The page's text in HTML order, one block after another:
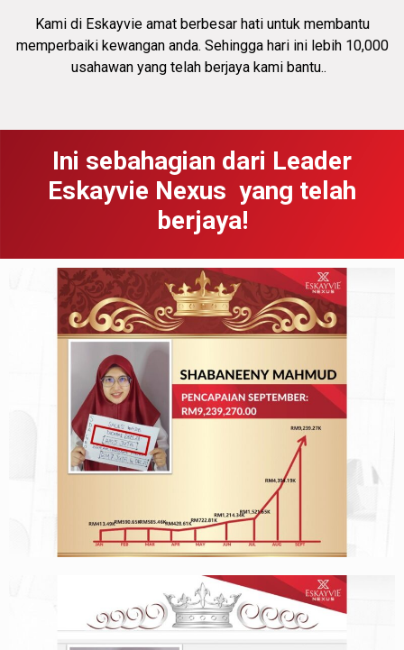
Kami di Eskayvie amat berbesar hati untuk membantu
memperbaiki kewangan anda. Sehingga hari ini lebih 10,000
usahawan yang telah berjaya kami bantu..
Ini sebahagian dari Leader
Eskayvie Nexus yang telah
berjaya!